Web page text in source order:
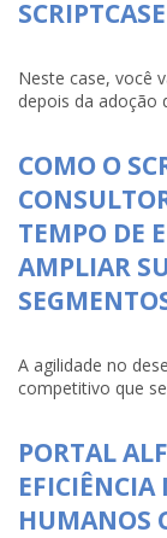
SCRIPTCASE
Neste case, você
depois da adoção
COMO O
TEMPO DE
AMPLIAR
A agilidade no
competitivo que
PORTAL
EFICIÊNCIA
HUMANOS